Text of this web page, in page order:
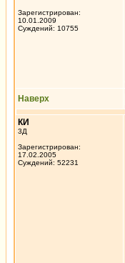
Зарегистрирован:
10.01.2009
Суждений: 10755
Наверх
КИ
3Д
Зарегистрирован:
17.02.2005
Суждений: 52231